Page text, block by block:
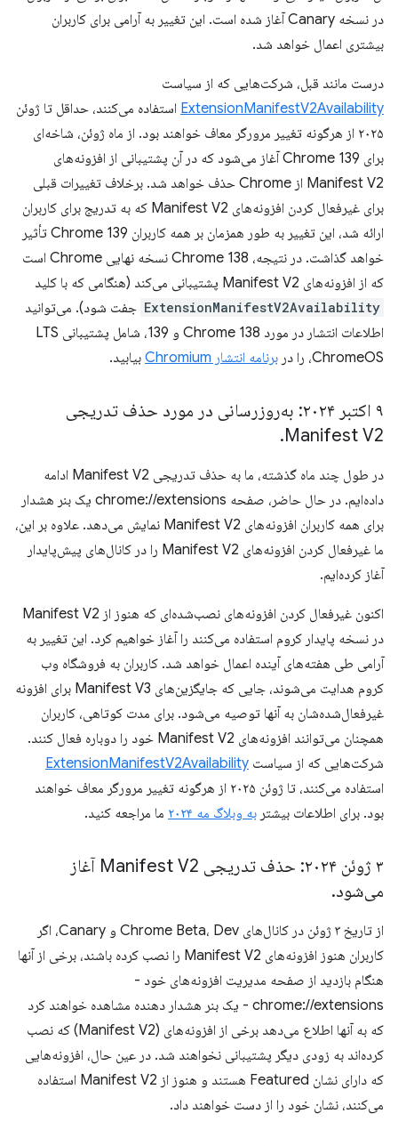
در نسخه Canary آغاز شده است. این تغییر به آرامی برای کاربران
بیشتری اعمال خواهد شد.
درست مانند قبل، شرکت‌هایی که از سیاست
ExtensionManifestV2Availability استفاده می‌کنند، حداقل تا ژوئن
۲۰۲۵ از هرگونه تغییر مرورگر معاف خواهند بود. از ماه ژوئن، شاخه‌ای
برای Chrome 139 آغاز می‌شود که در آن پشتیبانی از افزونه‌های
Manifest V2 از Chrome حذف خواهد شد. برخلاف تغییرات قبلی
برای غیرفعال کردن افزونه‌های Manifest V2 که به تدریج برای کاربران
ارائه شد، این تغییر به طور همزمان بر همه کاربران Chrome 139 تأثیر
خواهد گذاشت. در نتیجه، Chrome 138 نسخه نهایی Chrome است
که از افزونه‌های Manifest V2 پشتیبانی می‌کند (هنگامی که با کلید
ExtensionManifestV2Availability جفت شود). می‌توانید
اطلاعات انتشار در مورد Chrome 138 و 139، شامل پشتیبانی LTS
ChromeOS، را در
برنامه انتشار Chromium بیابید.
۹ اکتبر ۲۰۲۴: به‌روزرسانی در مورد حذف تدریجی
Manifest V2
.
در طول چند ماه گذشته، ما به حذف تدریجی Manifest V2 ادامه
داده‌ایم. در حال حاضر، صفحه chrome://extensions یک بنر هشدار
برای همه کاربران افزونه‌های Manifest V2 نمایش می‌دهد. علاوه بر این،
ما غیرفعال کردن افزونه‌های Manifest V2 را در کانال‌های پیش‌پایدار
آغاز کرده‌ایم.
اکنون غیرفعال کردن افزونه‌های نصب‌شده‌ای که هنوز از Manifest V2
در نسخه پایدار کروم استفاده می‌کنند را آغاز خواهیم کرد. این تغییر به
آرامی طی هفته‌های آینده اعمال خواهد شد. کاربران به فروشگاه وب
کروم هدایت می‌شوند، جایی که جایگزین‌های Manifest V3 برای افزونه
غیرفعال‌شده‌شان به آنها توصیه می‌شود. برای مدت کوتاهی، کاربران
همچنان می‌توانند افزونه‌های Manifest V2 خود را دوباره فعال کنند.
شرکت‌هایی که از سیاست ExtensionManifestV2Availability
استفاده می‌کنند، تا ژوئن ۲۰۲۵ از هرگونه تغییر مرورگر معاف خواهند
بود. برای اطلاعات بیشتر به وبلاگ مه ۲۰۲۴ ما مراجعه کنید.
۳ ژوئن ۲۰۲۴: حذف تدریجی Manifest V2 آغاز
می‌شود.
از تاریخ ۳ ژوئن در کانال‌های Chrome Beta، Dev و Canary، اگر
کاربران هنوز افزونه‌های Manifest V2 را نصب کرده باشند، برخی از آنها
هنگام بازدید از صفحه مدیریت افزونه‌های خود -
chrome://extensions - یک بنر هشدار دهنده مشاهده خواهند کرد
که به آنها اطلاع می‌دهد برخی از افزونه‌های (Manifest V2) که نصب
کرده‌اند به زودی دیگر پشتیبانی نخواهند شد. در عین حال، افزونه‌هایی
که دارای نشان Featured هستند و هنوز از Manifest V2 استفاده
می‌کنند، نشان خود را از دست خواهند داد.